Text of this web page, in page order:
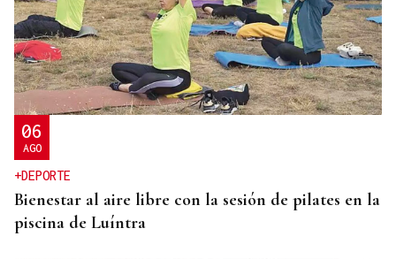
TERCERA FEDERACIÓN
Francisco Vázquez, presidente del Arenteiro: “Solo
pido tener calma”
06
AGO
+DEPORTE
Bienestar al aire libre con la sesión de pilates en la
piscina de Luíntra